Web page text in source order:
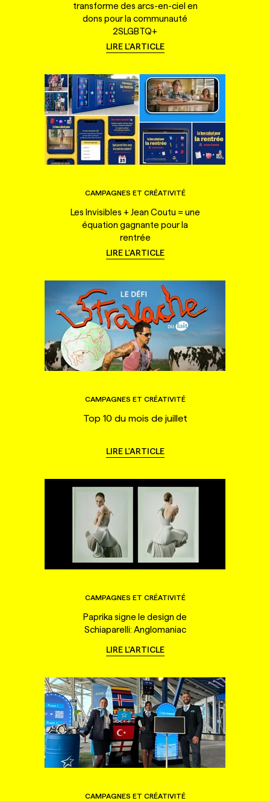
transforme des arcs-en-ciel en
dons pour la communauté
2SLGBTQ+
LIRE L'ARTICLE
CAMPAGNES ET CRÉATIVITÉ
Les Invisibles + Jean Coutu = une
équation gagnante pour la
rentrée
LIRE L'ARTICLE
CAMPAGNES ET CRÉATIVITÉ
Top 10 du mois de juillet
LIRE L'ARTICLE
CAMPAGNES ET CRÉATIVITÉ
Paprika signe le design de
Schiaparelli: Anglomaniac
LIRE L'ARTICLE
CAMPAGNES ET CRÉATIVITÉ